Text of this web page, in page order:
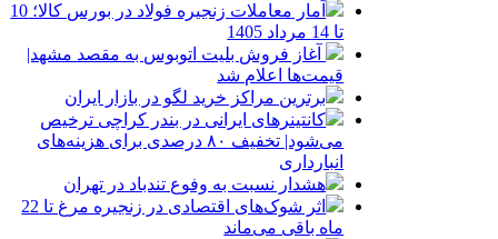
آمار معاملات زنجیره فولاد در بورس کالا؛ 10
تا 14 مرداد 1405
آغاز فروش بلیت اتوبوس به مقصد مشهد|
قیمت‌ها اعلام شد
برترین مراکز خرید لگو در بازار ایران
کانتینرهای ایرانی در بندر کراچی ترخیص
می‌شود| تخفیف ۸۰ درصدی برای هزینه‌های
انبارداری
هشدار نسبت به وفوع تندباد در تهران
اثر شوک‌های اقتصادی در زنجیره مرغ تا 22
ماه باقی می‌ماند